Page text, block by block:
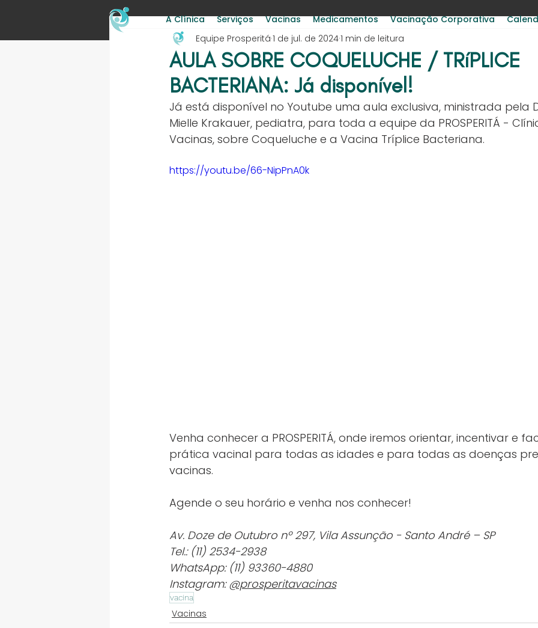
A Clínica Serviços Vacinas Medicamentos Vacinação Corporativa
AULA SOBRE COQUELUCHE / TRíPLICE
BACTERIANA: Já disponível!
Equipe Prosperitá 1 de jul. de 20241 min de leitura
Já está disponível no Youtube uma aula exclusiva, ministrada pela
Mielle Krakauer, pediatra, para toda a equipe da PROSPERITÁ -
Vacinas, sobre Coqueluche e a Vacina Tríplice Bacteriana.
https://youtu.be/66-NipPnA0k
Venha conhecer a PROSPERITÁ, onde iremos orientar, incentivar e
prática vacinal para todas as idades e para todas as doenças
vacinas.
Agende o seu horário e venha nos conhecer!
Av. Doze de Outubro nº 297, Vila Assunção - Santo André – SP
Tel.: (11) 2534-2938
WhatsApp: (11) 93360-4880
Instagram: @prosperitavacinas
vacina
Vacinas